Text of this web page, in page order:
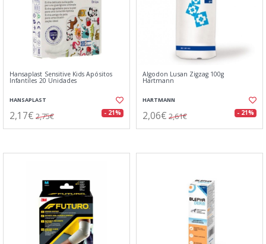
Hansaplast Sensitive Kids Apósitos
Infantiles 20 Unidades
HANSAPLAST
2,17€ 2,75€ - 21%
Algodon Lusan Zigzag 100g
Hartmann
HARTMANN
2,06€ 2,61€ - 21%